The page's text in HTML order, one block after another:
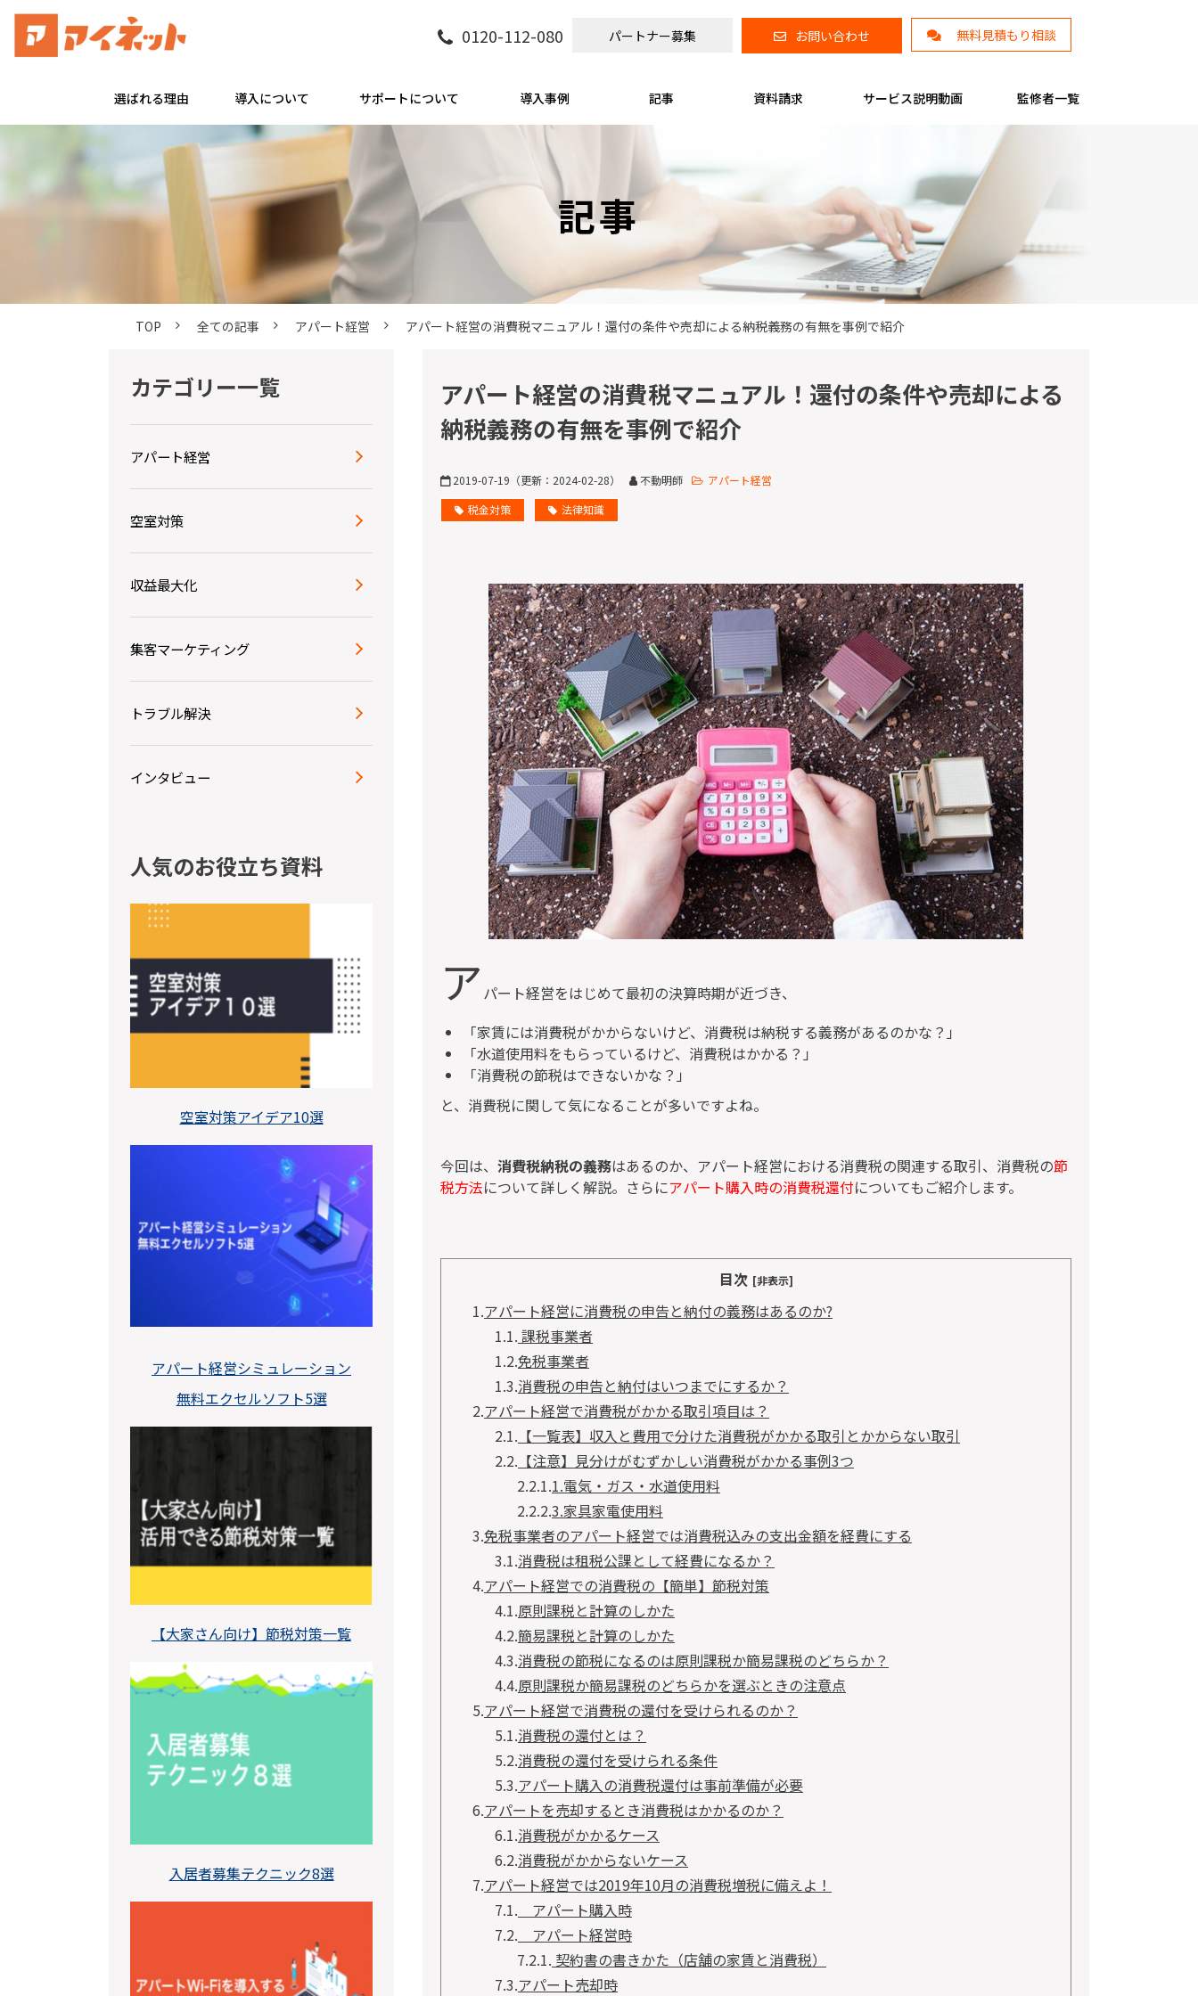
0120-112-080 パートナー募集 お問い合わせ 無料見積もり相談
選ばれる理由 導入について サポートについて 導入事例 記事 資料請求 サービス説明動画 監修者一覧
記事
TOP 全ての記事 アパート経営 アパート経営の消費税マニュアル！還付の条件や売却による納税義務の有無を事例で紹介
カテゴリー一覧
アパート経営
空室対策
収益最大化
集客マーケティング
トラブル解決
インタビュー
人気のお役立ち資料
空室対策アイデア10選
アパート経営シミュレーション
無料エクセルソフト5選
【大家さん向け】節税対策一覧
入居者募集テクニック8選
アパート経営の消費税マニュアル！還付の条件や売却による
納税義務の有無を事例で紹介
2019-07-19 （更新： 2024-02-28） 不動明師
アパート経営
税金対策
法律知識
アパート経営をはじめて最初の決算時期が近づき、
「家賃には消費税がかからないけど、消費税は納税する義務があるのかな？」
「水道使用料をもらっているけど、消費税はかかる？」
「消費税の節税はできないかな？」
と、消費税に関して気になることが多いですよね。
今回は、 消費税納税の義務はあるのか、アパート経営における消費税の関連する取引、消費税の節
税方法について詳しく解説。さらにアパート購入時の消費税還付についてもご紹介します。
目次 [非表示]
1.アパート経営に消費税の申告と納付の義務はあるのか?
1.1. 課税事業者
1.2.免税事業者
1.3.消費税の申告と納付はいつまでにするか？
2.アパート経営で消費税がかかる取引項目は？
2.1. 【一覧表】収入と費用で分けた消費税がかかる取引とかからない取引
2.2. 【注意】見分けがむずかしい消費税がかかる事例3つ
2.2.1.1.電気・ガス・水道使用料
2.2.2.3.家具家電使用料
3.免税事業者のアパート経営では消費税込みの支出金額を経費にする
3.1.消費税は租税公課として経費になるか？
4.アパート経営での消費税の【簡単】節税対策
4.1.原則課税と計算のしかた
4.2.簡易課税と計算のしかた
4.3.消費税の節税になるのは原則課税か簡易課税のどちらか？
4.4.原則課税か簡易課税のどちらかを選ぶときの注意点
5.アパート経営で消費税の還付を受けられるのか？
5.1.消費税の還付とは？
5.2.消費税の還付を受けられる条件
5.3.アパート購入の消費税還付は事前準備が必要
6.アパートを売却するとき消費税はかかるのか？
6.1.消費税がかかるケース
6.2.消費税がかからないケース
7.アパート経営では2019年10月の消費税増税に備えよ！
7.1. アパート購入時
7.2. アパート経営時
7.2.1. 契約書の書きかた（店舗の家賃と消費税）
7.3.アパート売却時